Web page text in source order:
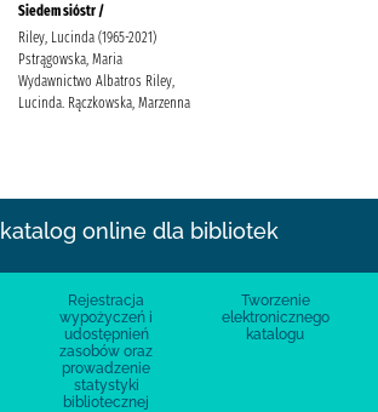
Siedem sióstr /
Riley, Lucinda (1965-2021)
Pstrągowska, Maria
Wydawnictwo Albatros Riley,
Lucinda. Rączkowska, Marzenna
katalog online dla bibliotek
Rejestracja
wypożyczeń i
udostępnień
zasobów oraz
prowadzenie
statystyki
bibliotecznej
Tworzenie
elektronicznego
katalogu